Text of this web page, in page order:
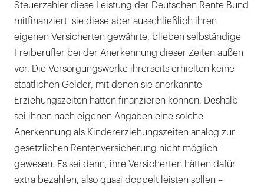
Steuerzahler diese Leistung der Deutschen Rente Bund
mitfinanziert, sie diese aber ausschließlich ihren
eigenen Versicherten gewährte, blieben selbständige
Freiberufler bei der Anerkennung dieser Zeiten außen
vor. Die Versorgungswerke ihrerseits erhielten keine
staatlichen Gelder, mit denen sie anerkannte
Erziehungszeiten hätten finanzieren können. Deshalb
sei ihnen nach eigenen Angaben eine solche
Anerkennung als Kindererziehungszeiten analog zur
gesetzlichen Rentenversicherung nicht möglich
gewesen. Es sei denn, ihre Versicherten hätten dafür
extra bezahlen, also quasi doppelt leisten sollen –